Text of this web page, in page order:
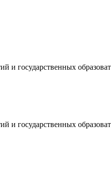
и государственных
и государственных